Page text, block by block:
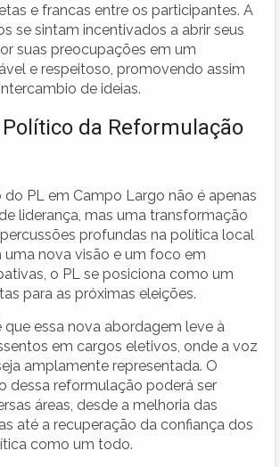
e francas entre os participantes. A
se sintam incentivados a abrir seus
suas preocupações em um
e respeitoso, promovendo assim
de ideias.
da Reformulação
PL em Campo Largo não é apenas
liderança, mas uma transformação
profundas na política local
uma nova visão e um foco em
o PL se posiciona como um
para as próximas eleições.
essa nova abordagem leve à
em cargos eletivos, onde a voz
amplamente representada. O
dessa reformulação poderá ser
áreas, desde a melhoria das
até a recuperação da confiança dos
como um todo.